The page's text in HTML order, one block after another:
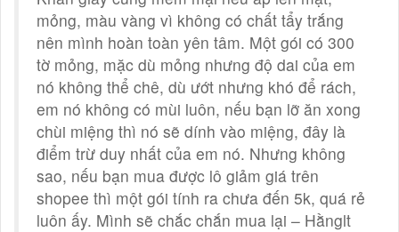
mỏng, màu vàng vì không có chất tẩy trắng
nên mình hoàn toàn yên tâm. Một gói có 300
tờ mỏng, mặc dù mỏng nhưng độ dai của em
nó không thể chê, dù ướt nhưng khó để rách,
em nó không có mùi luôn, nếu bạn lỡ ăn xong
chùi miệng thì nó sẽ dính vào miệng, đây là
điểm trừ duy nhất của em nó. Nhưng không
sao, nếu bạn mua được lô giảm giá trên
shopee thì một gói tính ra chưa đến 5k, quá rẻ
luôn ấy. Mình sẽ chắc chắn mua lại – Hằnglt